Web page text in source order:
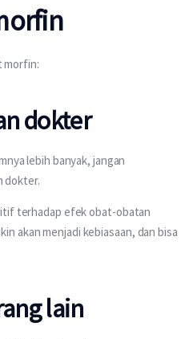
morfin:
dokter
lebih banyak, jangan
dokter.
terhadap efek obat-obatan
akan menjadi kebiasaan, dan bisa
lain